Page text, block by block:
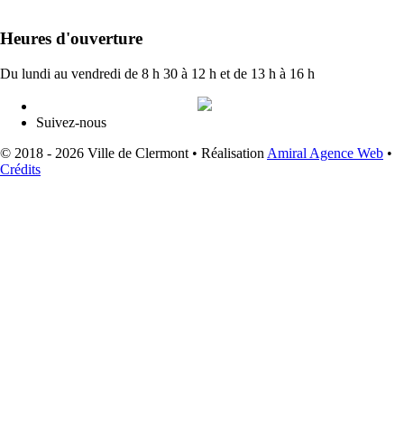
Heures d'ouverture
Du lundi au vendredi de 8 h 30 à 12 h et de 13 h à 16 h
Suivez-nous
© 2018 - 2026 Ville de Clermont • Réalisation Amiral Agence Web •
Crédits